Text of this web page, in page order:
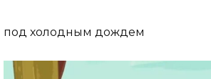
под холодным дождем